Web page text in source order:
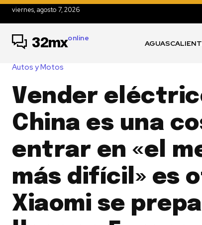
viernes, agosto 7, 2026
32mxonline
Autos y Motos
Vender
China es una
entrar en «el
más difícil» es
Xiaomi se